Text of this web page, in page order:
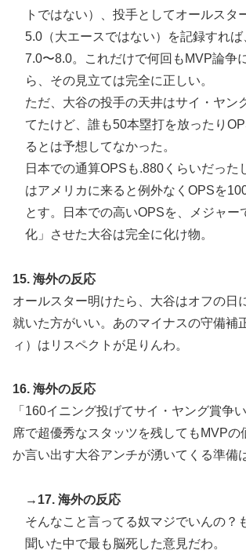
トではない）、投手としてオールスタ
5.0（大エースではない）を記録すれ
7.0〜8.0。これだけで何回もMVP論争
ら、その見立ては完全に正しい。
ただ、大谷の投手の天井はサイ・ヤン
てたけど、誰も50本塁打を放ったり
るとは予想してなかった。
日本での通算OPSも.880くらいだった
はアメリカに来ると例外なくOPSを
とす。日本での高いOPSを、メジャー
化」させた大谷は完全に化け物。
15. 海外の反応
オールスター明けたら、大谷はオフの日
就いた方がいい。あのマイナスの守備補
ィ）はリスペクトが足りんわ。
16. 海外の反応
「160イニング投げてサイ・ヤング賞争
席で超優秀なスタッツを残してもMVPの
か言い出す大谷アンチが湧いてくる準備
→17. 海外の反応
そんなこと言ってる奴マジでいんの？
聞いた中で最も脳死した意見だわ。